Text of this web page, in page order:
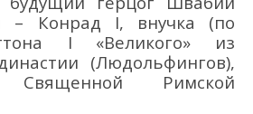
– Конрад I, внучка (по
I «Великого»из
(Людольфингов),
Римской